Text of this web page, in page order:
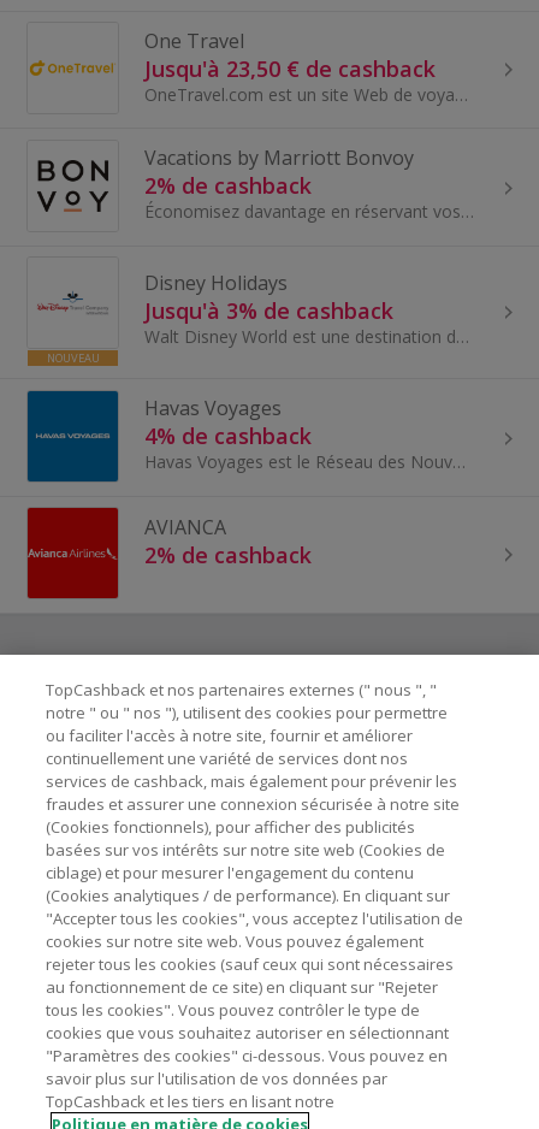
One Travel
Jusqu'à 23,50 € de cashback
OneTravel.com est un site Web de voyage qui offre des vols, des hôtels, des locations de voitures et des forfaits vacances vers les meilleures dest...
Vacations by Marriott Bonvoy
2% de cashback
Économisez davantage en réservant vos vols, hôtels et autres prestations dans des complexes hôteliers populaires avec Vacations by Marriot...
NOUVEAU
Disney Holidays
Jusqu'à 3% de cashback
Walt Disney World est une destination de vacances de rêve pour tous les âges, très prisée tant par les familles que par les adultes. Le soleil qui...
Havas Voyages
4% de cashback
Havas Voyages est le Réseau des Nouveaux Voyageurs. élu «meilleure enseigne 2017, 2018, 2019 » par Capital, Havas Voyages est le spécialiste...
AVIANCA
2% de cashback
Besoin d'aide ?
Astuces pour économiser
A propos de
Contactez-nous
Mentions légales
Nos sites UK US CN JP DE AU
TopCashback et nos partenaires externes (" nous ", "
notre " ou " nos "), utilisent des cookies pour permettre
ou faciliter l'accès à notre site, fournir et améliorer
continuellement une variété de services dont nos
services de cashback, mais également pour prévenir les
fraudes et assurer une connexion sécurisée à notre site
(Cookies fonctionnels), pour afficher des publicités
basées sur vos intérêts sur notre site web (Cookies de
ciblage) et pour mesurer l'engagement du contenu
(Cookies analytiques / de performance). En cliquant sur
"Accepter tous les cookies", vous acceptez l'utilisation de
cookies sur notre site web. Vous pouvez également
rejeter tous les cookies (sauf ceux qui sont nécessaires
au fonctionnement de ce site) en cliquant sur "Rejeter
tous les cookies". Vous pouvez contrôler le type de
cookies que vous souhaitez autoriser en sélectionnant
"Paramètres des cookies" ci-dessous. Vous pouvez en
savoir plus sur l'utilisation de vos données par
TopCashback et les tiers en lisant notre
Politique en matière de cookies